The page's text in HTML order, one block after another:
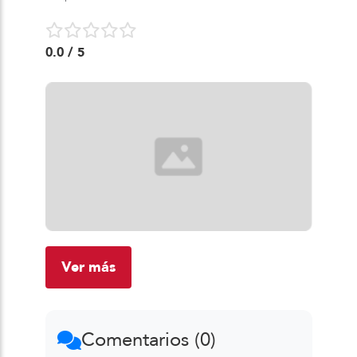
0.0/ 5
Ver más
Comentarios (0)